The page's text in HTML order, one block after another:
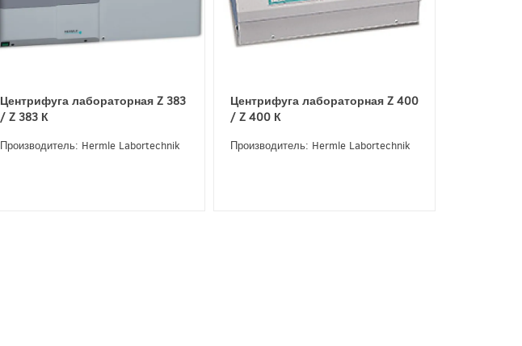
Центрифуга лабораторная Z 383
/ Z 383 К
Производитель: Hermle Labortechnik
Центрифуга лабораторная Z 400
/ Z 400 К
Производитель: Hermle Labortechnik